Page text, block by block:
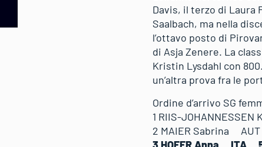
Davis, il terzo di Laura
Saalbach, ma nella
l’ottavo posto di
di Asja Zenere. La
Kristin Lysdahl con
un’altra prova fra le
Ordine d’arrivo SG
1 RIIS-
2 MAIER Sabrina
3 HOFER Anna ITA